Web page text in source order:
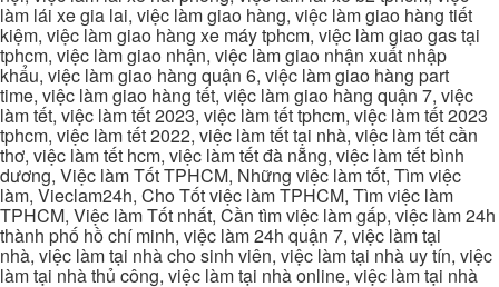
làm lái xe gia lai, việc làm giao hàng, việc làm giao hàng tiết
kiệm, việc làm giao hàng xe máy tphcm, việc làm giao gas tại
tphcm, việc làm giao nhận, việc làm giao nhận xuất nhập
khẩu, việc làm giao hàng quận 6, việc làm giao hàng part
time, việc làm giao hàng tết, việc làm giao hàng quận 7, việc
làm tết, việc làm tết 2023, việc làm tết tphcm, việc làm tết 2023
tphcm, việc làm tết 2022, việc làm tết tại nhà, việc làm tết cần
thơ, việc làm tết hcm, việc làm tết đà nẵng, việc làm tết bình
dương, Việc làm Tốt TPHCM, Những việc làm tốt, Tìm việc
làm, Vieclam24h, Cho Tốt việc làm TPHCM, Tìm việc làm
TPHCM, Việc làm Tốt nhất, Cần tìm việc làm gấp, việc làm 24h
thành phố hồ chí minh, việc làm 24h quận 7, việc làm tại
nhà, việc làm tại nhà cho sinh viên, việc làm tại nhà uy tín, việc
làm tại nhà thủ công, việc làm tại nhà online, việc làm tại nhà